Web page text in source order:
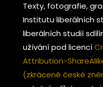
Texty, fotografie,
Institutu liberálních
liberálních studií
užívání pod licencí
Attribution-
(zkrácené české